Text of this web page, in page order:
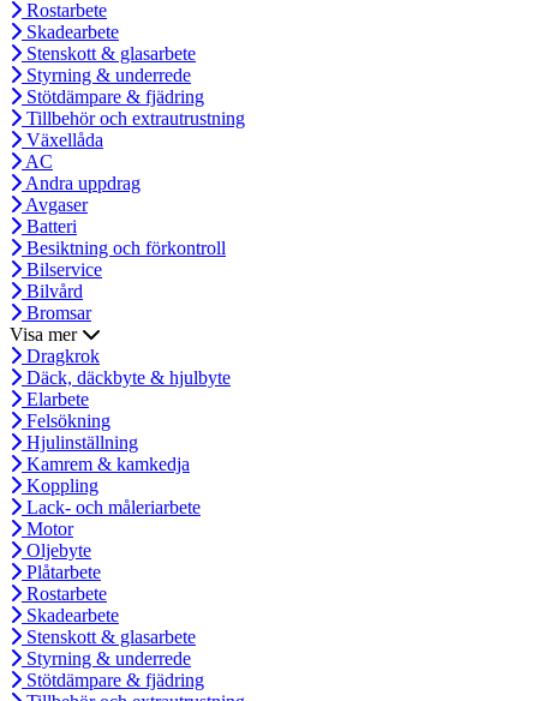
Rostarbete
Skadearbete
Stenskott & glasarbete
Styrning & underrede
Stötdämpare & fjädring
Tillbehör och extrautrustning
Växellåda
AC
Andra uppdrag
Avgaser
Batteri
Besiktning och förkontroll
Bilservice
Bilvård
Bromsar
Visa mer
Dragkrok
Däck, däckbyte & hjulbyte
Elarbete
Felsökning
Hjulinställning
Kamrem & kamkedja
Koppling
Lack- och måleriarbete
Motor
Oljebyte
Plåtarbete
Rostarbete
Skadearbete
Stenskott & glasarbete
Styrning & underrede
Stötdämpare & fjädring